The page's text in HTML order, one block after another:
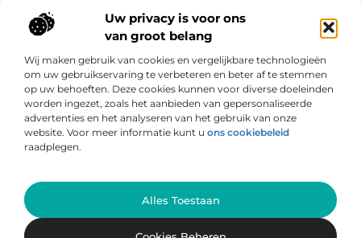
Uw privacy is voor ons
van groot belang
Wij maken gebruik van cookies en vergelijkbare technologieën
om uw gebruikservaring te verbeteren en beter af te stemmen
op uw behoeften. Deze cookies kunnen voor diverse doeleinden
worden ingezet, zoals het aanbieden van gepersonaliseerde
advertenties en het analyseren van het gebruik van onze
website. Voor meer informatie kunt u ons cookiebeleid
raadplegen.
Alles Toestaan Ga Naar
Onze informatie
Bericht categorie
Cookiebeleid
@2025 absoluutgezond.nl. All Right Reserved.